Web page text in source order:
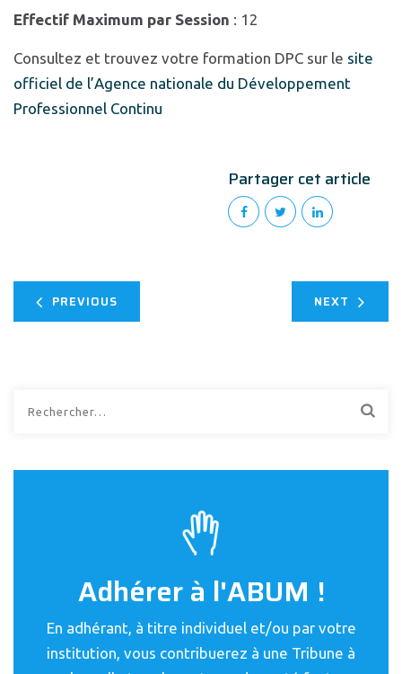
Effectif Maximum par Session : 12
Consultez et trouvez votre formation DPC sur le site
officiel de l’Agence nationale du Développement
Professionnel Continu
Partager cet article
PREVIOUS NEXT
Adhérer à l'ABUM !
En adhérant, à titre individuel et/ou par votre
institution, vous contribuerez à une Tribune à